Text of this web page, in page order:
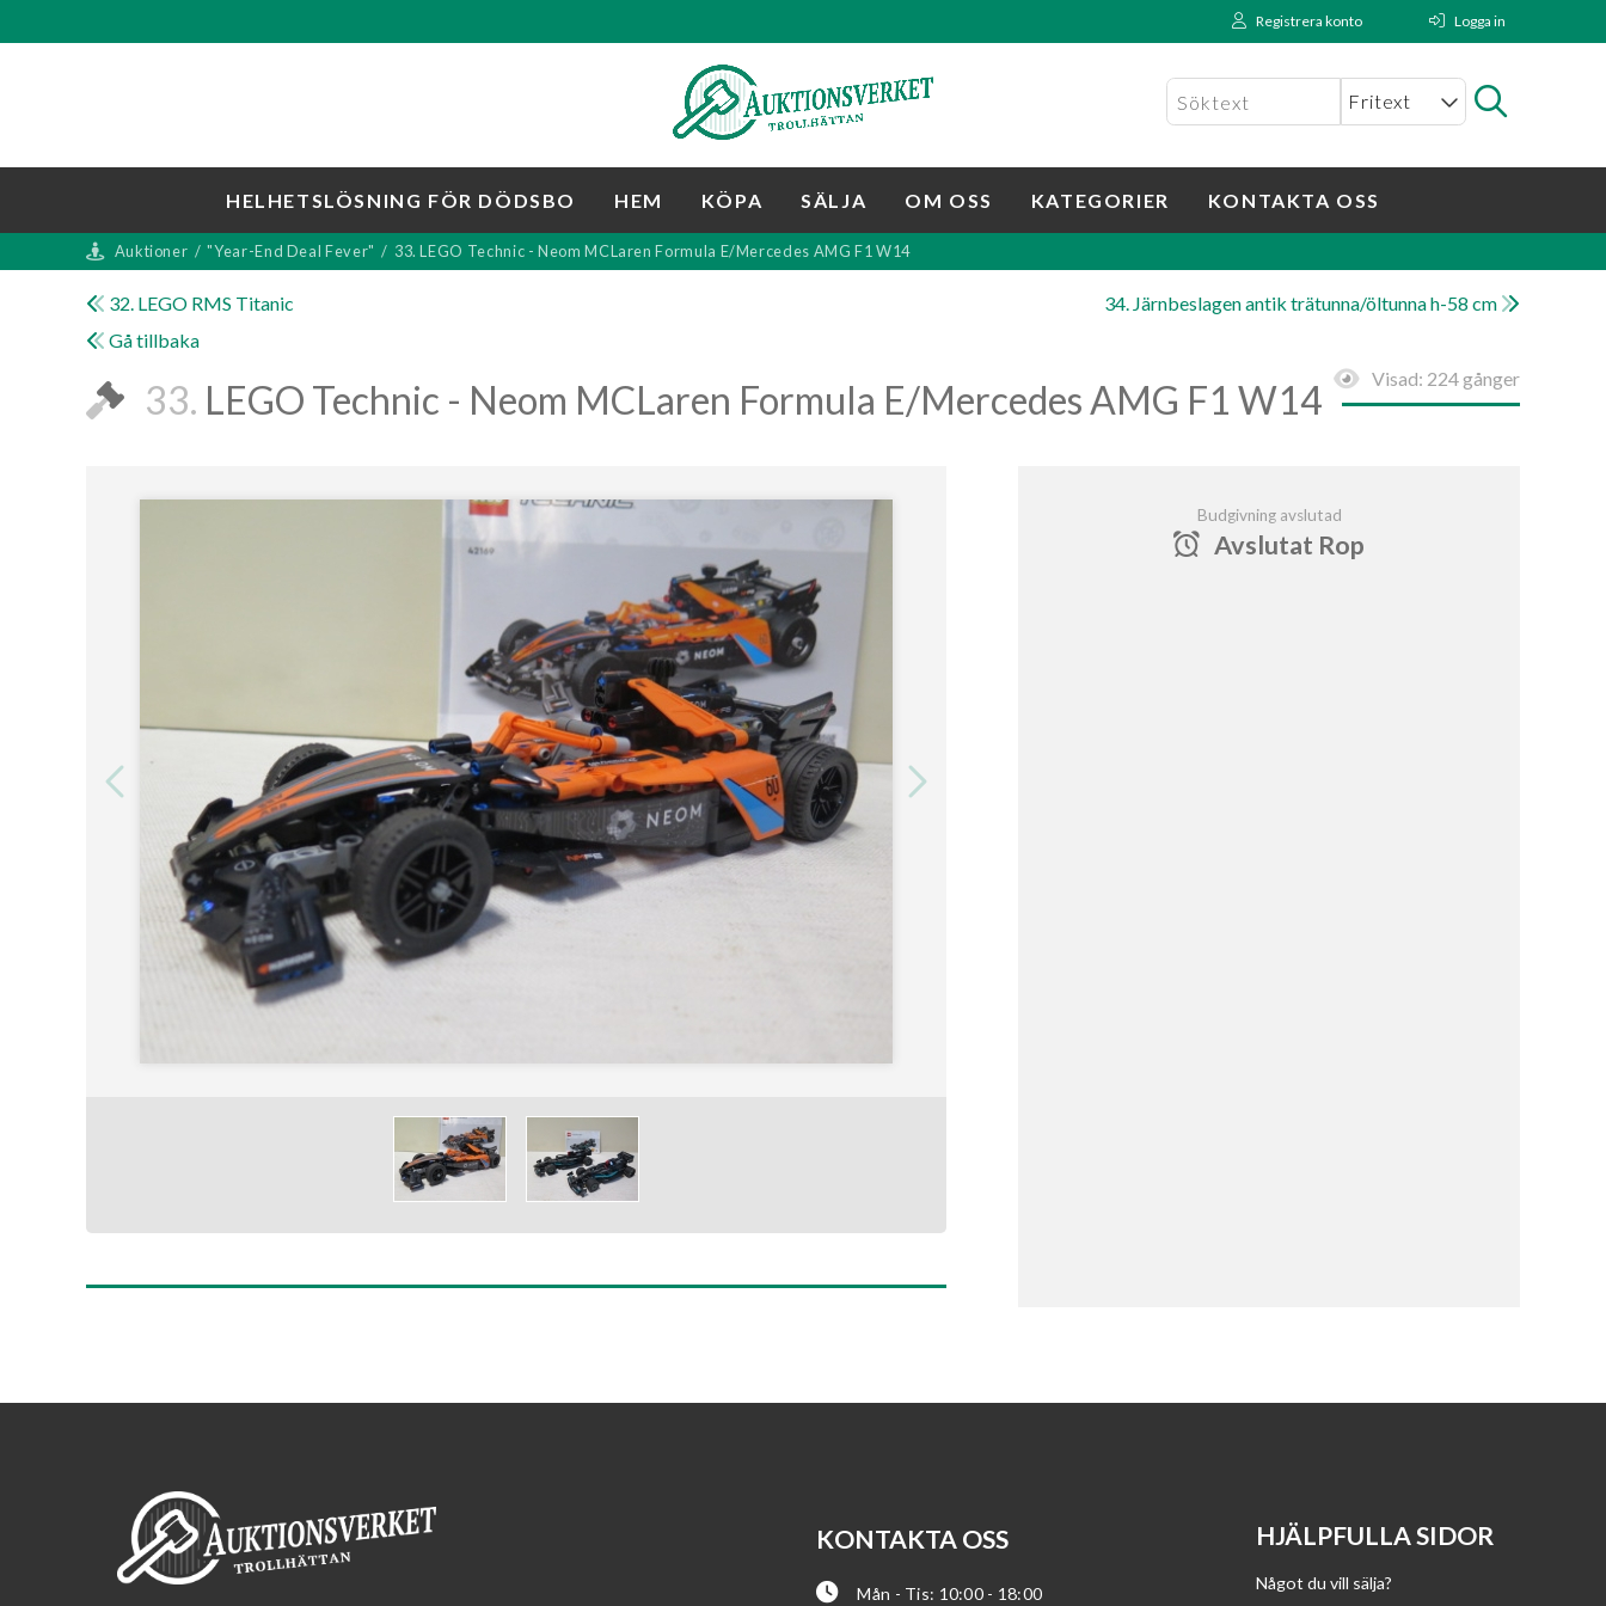
Registrera konto Logga in
HELHETSLÖSNING FÖR DÖDSBO HEM KÖPA SÄLJA OM OSS KATEGORIER KONTAKTA OSS
Auktioner / "Year-End Deal Fever" / 33. LEGO Technic - Neom MCLaren Formula E/Mercedes AMG F1 W14
32. LEGO RMS Titanic
34. Järnbeslagen antik trätunna/öltunna h-58 cm
Gå tillbaka
Visad: 224 gånger
33. LEGO Technic - Neom MCLaren Formula E/Mercedes AMG F1 W14
Budgivning avslutad
Avslutat Rop
KONTAKTA OSS
Mån - Tis: 10:00 - 18:00
HJÄLPFULLA SIDOR
Något du vill sälja?